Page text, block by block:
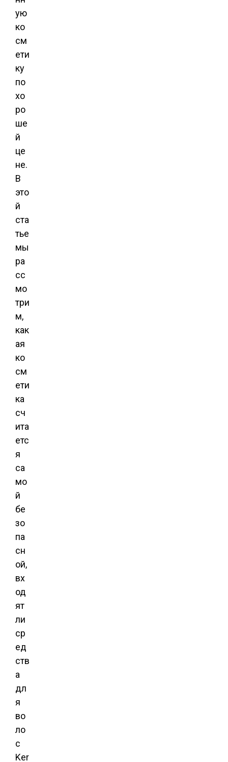
ую
ко
см
ети
ку
по
хо
ро
ше
й
це
не.
В
это
й
ста
тье
мы
ра
сс
мо
три
м,
как
ая
ко
см
ети
ка
сч
ита
етс
я
са
мо
й
бе
зо
па
сн
ой,
вх
од
ят
ли
ср
ед
ств
а
дл
я
во
ло
с
Ker